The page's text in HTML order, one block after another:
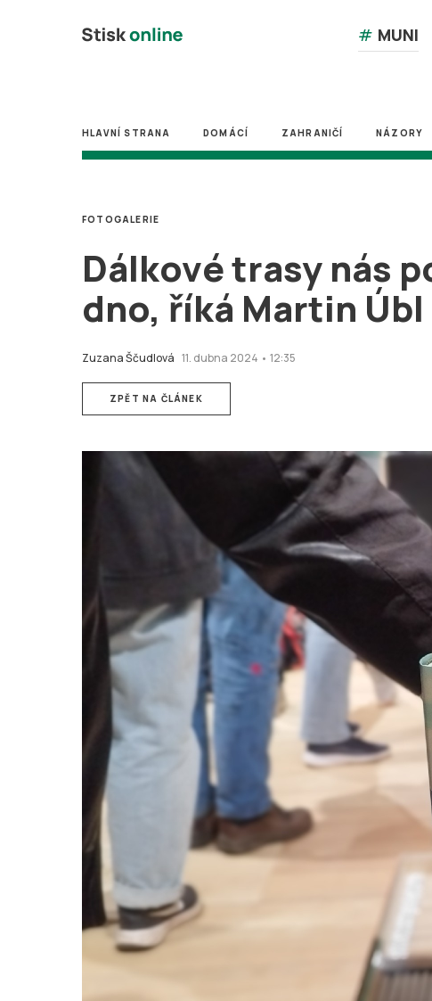
# MUNI
HLAVNÍ STRANA DOMÁCÍ ZAHRANIČÍ NÁZORY
Dálkové trasy nás
dno, říká Martin Úbl
Zuzana Ščudlová 11. dubna 2024 • 12:35
FOTOGALERIE
ZPĚT NA ČLÁNEK